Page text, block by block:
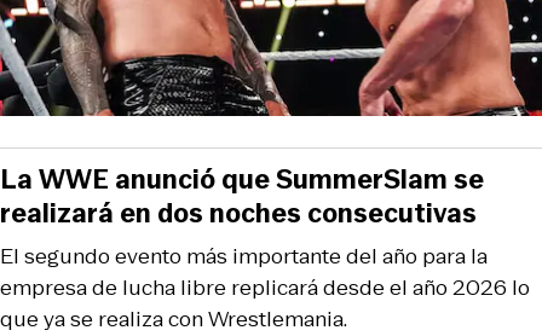
El segundo evento más importante del año para la
empresa de lucha libre replicará desde el año 2026 lo
que ya se realiza con Wrestlemania.
La WWE anunció que SummerSlam se
realizará en dos noches consecutivas